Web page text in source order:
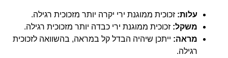
עלות: זכוכית ממוגנת ירי יקרה יותר מזכוכית רגילה.
משקל: זכוכית ממוגנת ירי כבדה יותר מזכוכית רגילה.
מראה: ייתכן שיהיה הבדל קל במראה, בהשוואה לזכוכית
רגילה.